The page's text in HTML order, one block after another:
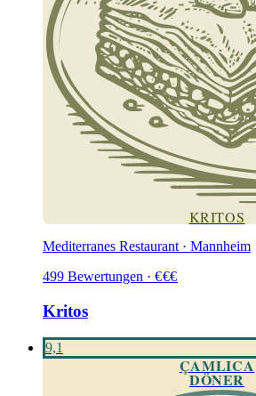
KRITOS
Mediterranes Restaurant · Mannheim
499 Bewertungen · €€€
Kritos
9,1
ÇAMLICA
DÖNER